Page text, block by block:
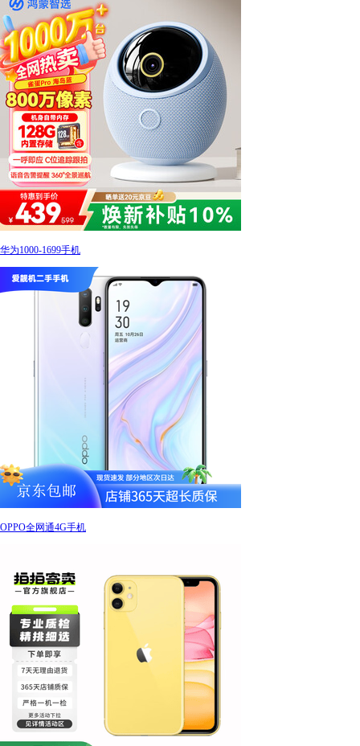
华为1000-1699手机
OPPO全网通4G手机